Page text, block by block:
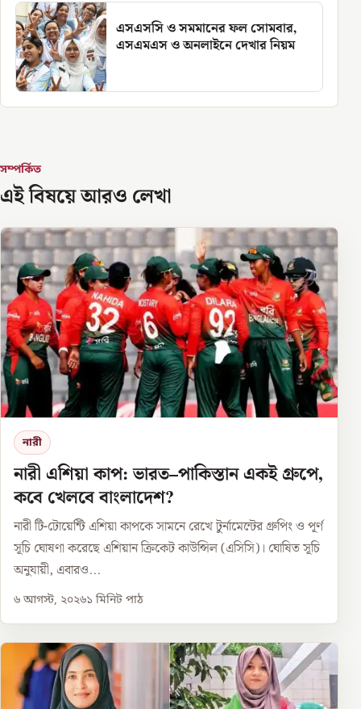
এসএসসি ও সমমানের ফল সোমবার,
এসএমএস ও অনলাইনে দেখার নিয়ম
সম্পর্কিত
এই বিষয়ে আরও লেখা
নারী
নারী এশিয়া কাপ: ভারত–পাকিস্তান একই গ্রুপে,
কবে খেলবে বাংলাদেশ?
নারী টি-টোয়েন্টি এশিয়া কাপকে সামনে রেখে টুর্নামেন্টের গ্রুপিং ও পূর্ণ
সূচি ঘোষণা করেছে এশিয়ান ক্রিকেট কাউন্সিল (এসিসি)। ঘোষিত সূচি
অনুযায়ী, এবারও...
৬ আগস্ট, ২০২৬১ মিনিট পাঠ